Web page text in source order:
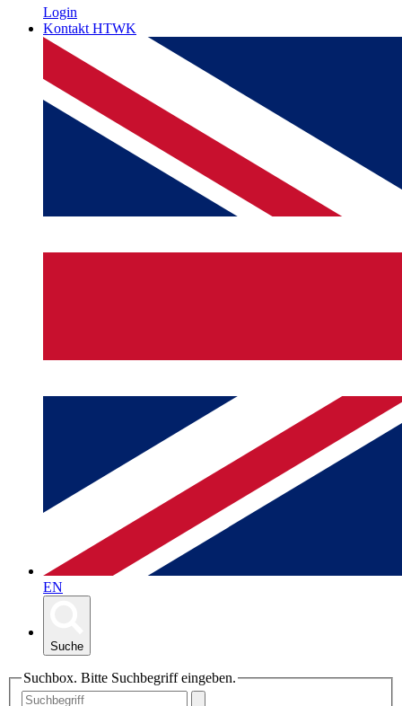
Login
Kontakt HTWK
EN
Suche
Suchbox. Bitte Suchbegriff eingeben.